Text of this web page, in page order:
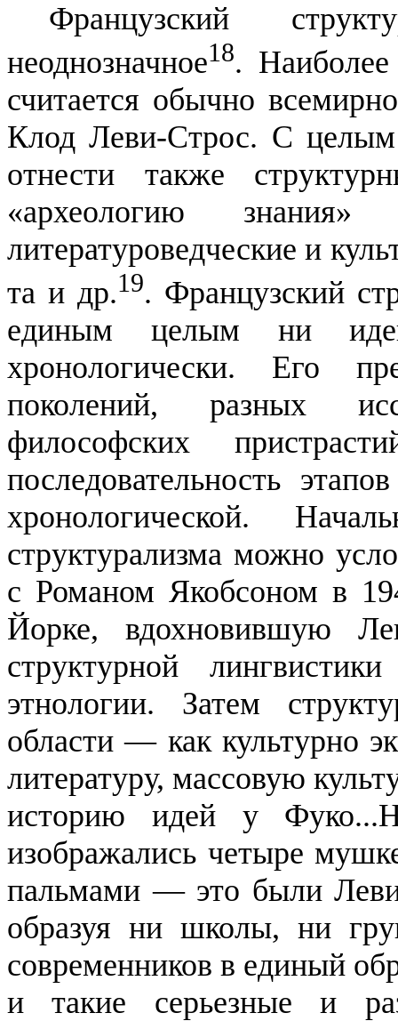
Французский
неоднозначное18. Наиболее
считается обычно
Клод Леви-Строс. С целым
отнести также
«археологию
литературоведческие и
та и др.19. Французский
единым целым ни
хронологически. Его
поколений, разных
философских
последовательность
хронологической.
структу­рализма можно
с Романом Якобсоном в
Йорке, вдохновив­шую
структурной
этнологии. Затем
области — как культурно
литературу, массовую
историю идей у Фуко..
изображались четыре
паль­мами — это были
образуя ни школы, ни
современников в единый
и такие серьезные и